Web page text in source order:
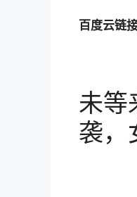
百度云链接
未等
袭，